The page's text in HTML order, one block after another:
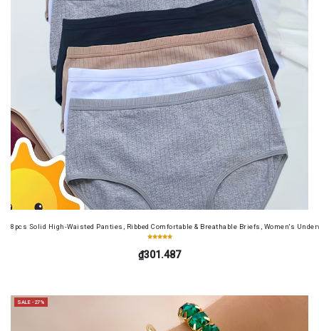
8pcs Solid High-Waisted Panties, Ribbed Comfortable & Breathable Briefs, Women's
₫301.487
SALE -27%